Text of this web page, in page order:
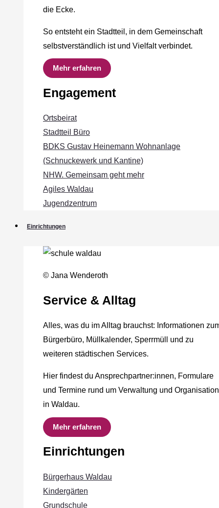
die Ecke.
So entsteht ein Stadtteil, in dem Gemeinschaft
selbstverständlich ist und Vielfalt verbindet.
Mehr erfahren
Engagement
Ortsbeirat
Stadtteil Büro
BDKS Gustav Heinemann Wohnanlage
(Schnuckewerk und Kantine)
NHW. Gemeinsam geht mehr
Agiles Waldau
Jugendzentrum
Einrichtungen
© Jana Wenderoth
Service & Alltag
Alles, was du im Alltag brauchst: Informationen
Bürgerbüro, Müllkalender, Sperrmüll und zu
weiteren städtischen Services.
Hier findest du Ansprechpartner:innen, Formulare
und Termine rund um Verwaltung und Organisation
in Waldau.
Mehr erfahren
Einrichtungen
Bürgerhaus Waldau
Kindergärten
Grundschule